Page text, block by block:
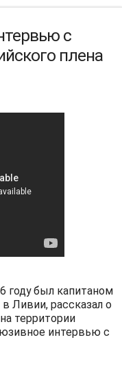
с
плена
году был капитаном
Ливии, рассказал о
территории
интервью с